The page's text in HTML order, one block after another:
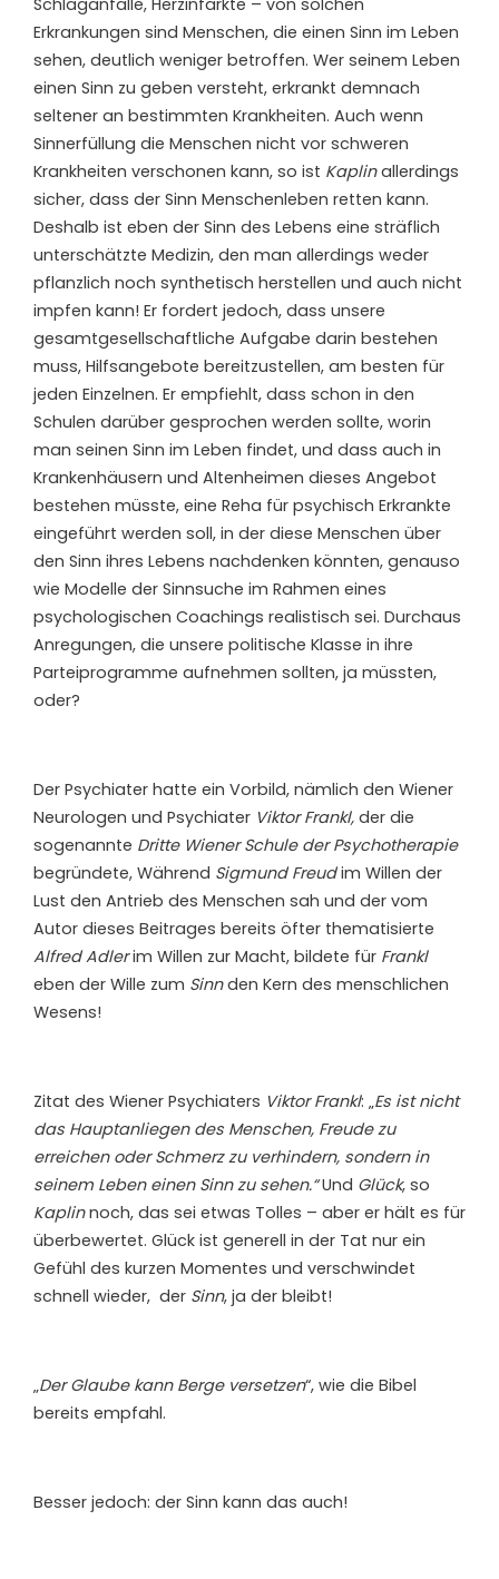
Schlaganfälle, Herzinfarkte – von solchen
Erkrankungen sind Menschen, die einen Sinn im Leben
sehen, deutlich weniger betroffen. Wer seinem Leben
einen Sinn zu geben versteht, erkrankt demnach
seltener an bestimmten Krankheiten. Auch wenn
Sinnerfüllung die Menschen nicht vor schweren
Krankheiten verschonen kann, so ist Kaplinallerdings
sicher, dass der Sinn Menschenleben retten kann.
Deshalb ist eben der Sinn des Lebens eine sträflich
unterschätzte Medizin, den man allerdings weder
pflanzlich noch synthetisch herstellen und auch nicht
impfen kann! Er fordert jedoch, dass unsere
gesamtgesellschaftliche Aufgabe darin bestehen
muss, Hilfsangebote bereitzustellen, am besten für
jeden Einzelnen. Er empfiehlt, dass schon in den
Schulen darüber gesprochen werden sollte, worin
man seinen Sinn im Leben findet, und dass auch in
Krankenhäusern und Altenheimen dieses Angebot
bestehen müsste, eine Reha für psychisch Erkrankte
eingeführt werden soll, in der diese Menschen über
den Sinn ihres Lebens nachdenken könnten, genauso
wie Modelle der Sinnsuche im Rahmen eines
psychologischen Coachings realistisch sei. Durchaus
Anregungen, die unsere politische Klasse in ihre
Parteiprogramme aufnehmen sollten, ja müssten,
oder?
Der Psychiater hatte ein Vorbild, nämlich den Wiener
Neurologen und Psychiater Viktor Frankl, der die
sogenannte Dritte Wiener Schule der Psychotherapie
begründete, Während Sigmund Freudim Willen der
Lust den Antrieb des Menschen sah und der vom
Autor dieses Beitrages bereits öfter thematisierte
Alfred Adlerim Willen zur Macht, bildete für Frankl
eben der Wille zum Sinnden Kern des menschlichen
Wesens!
Zitat des Wiener Psychiaters Viktor Frankl: „Es ist nicht
das Hauptanliegen des Menschen, Freude zu
erreichen oder Schmerz zu verhindern, sondern in
seinem Leben einen Sinn zu sehen.“Und Glück, so
Kaplinnoch, das sei etwas Tolles – aber er hält es für
überbewertet. Glück ist generell in der Tat nur ein
Gefühl des kurzen Momentes und verschwindet
schnell wieder, der Sinn, ja der bleibt!
„Der Glaube kann Berge versetzen“, wie die Bibel
bereits empfahl.
Besser jedoch: der Sinn kann das auch!